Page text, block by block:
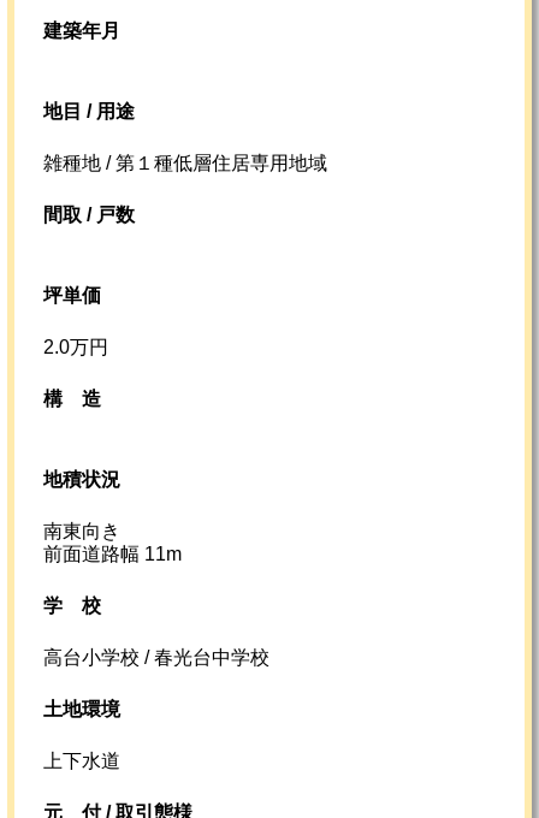
建築年月
地目 / 用途
雑種地 / 第１種低層住居専用地域
間取 / 戸数
坪単価
2.0万円
構造
地積状況
南東向き
前面道路幅 11m
学校
高台小学校 / 春光台中学校
土地環境
上下水道
元 付 /取引態様